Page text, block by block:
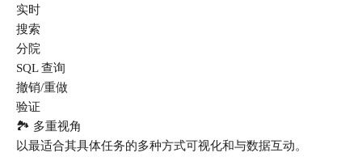
倍： ![image.png](https://lzc-playground-
1301583638.cos.ap-
chengdu.myqcloud.com/guidelines/496/d302edc7-
51ad-4283-9364-b9fb3725c008.png "image.png") -
**单行文本**：适合姓名、标题 - **多行文本
**：适合备注、描述 - **数字**：适合价格、数
量 - **日期**：适合生日、截止时间 - **选择
**：适合状态、类别 - **文件**：可以直接上传
图片、文档 ![image.png](https://lzc-playground-
实时
搜索
分院
SQL 查询
撤销/重做
验证
🏞️ 多重视角
以最适合其具体任务的多种方式可视化和与数据互动。